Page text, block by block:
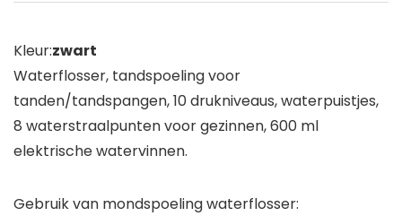
Kleur:zwart
Waterflosser, tandspoeling voor
tanden/tandspangen, 10 drukniveaus, waterpuistjes,
8 waterstraalpunten voor gezinnen, 600 ml
elektrische watervinnen.
Gebruik van mondspoeling waterflosser: